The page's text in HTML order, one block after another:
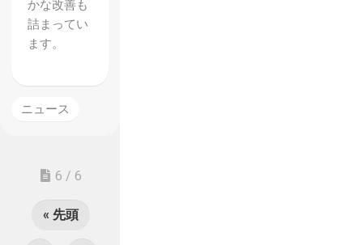
かな改善も
詰まってい
ます。
ニュース
6 / 6
« 先頭